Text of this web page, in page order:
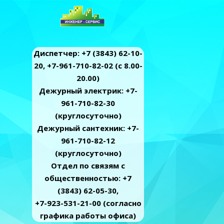
Диспетчер: +7 (3843) 62-10-
20, +7-961-710-82-02 (c 8.00-
20.00)
Дежурный электрик: +7-
961-710-82-30
(круглосуточно)
Дежурный сантехник: +7-
961-710-82-12
(круглосуточно)
Отдел по связям с
общественностью: +7
(3843) 62-05-30,
+7-923-531-21-00 (согласно
графика работы офиса)